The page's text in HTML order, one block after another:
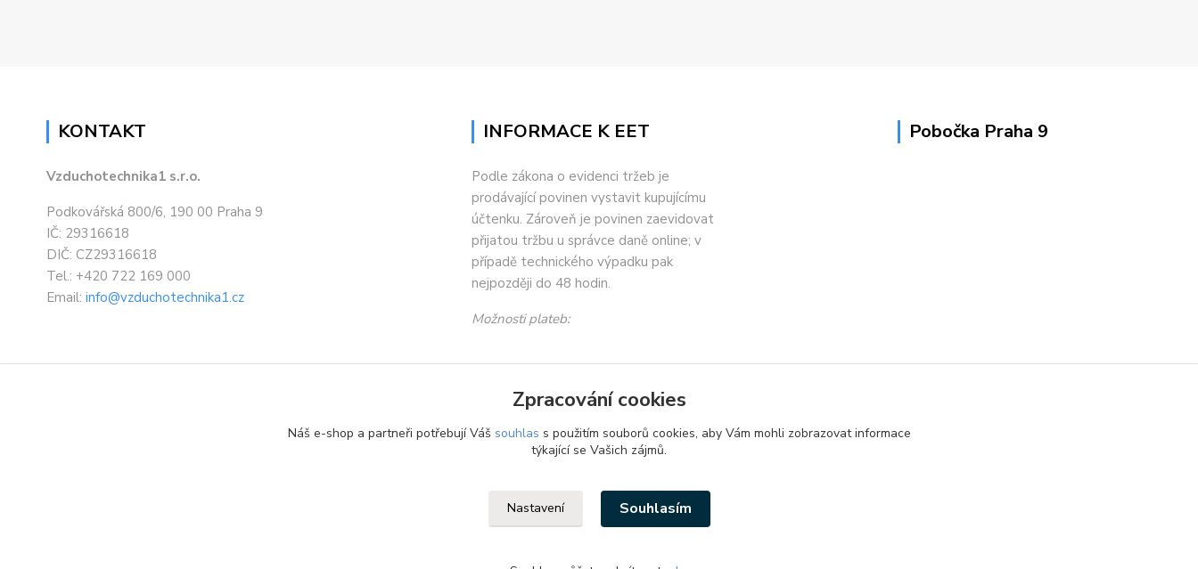
KONTAKT
Vzduchotechnika1 s.r.o.
Podkovářská 800/6, 190 00 Praha 9
IČ: 29316618
DIČ: CZ29316618
Tel.: +420 722 169 000
Email: info@vzduchotechnika1.cz
INFORMACE K EET
Podle zákona o evidenci tržeb je
prodávající povinen vystavit kupujícímu
účtenku. Zároveň je povinen zaevidovat
přijatou tržbu u správce daně online; v
případě technického výpadku pak
nejpozději do 48 hodin.
Možnosti plateb:
Pobočka Praha 9
Zpracování cookies
Náš e-shop a partneři potřebují Váš souhlas s použitím souborů cookies, aby Vám mohli zobrazovat informace
týkající se Vašich zájmů.
Nastavení Souhlasím